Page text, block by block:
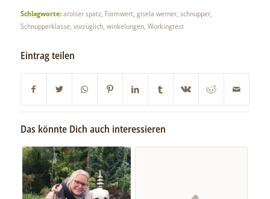
Schlagworte: arolser spatz Formwert, gisela werner, schnupper,
Schnupperklasse, vorzüglich, winkelungen, Workingtest
Eintrag teilen
Das könnte Dich auch interessieren